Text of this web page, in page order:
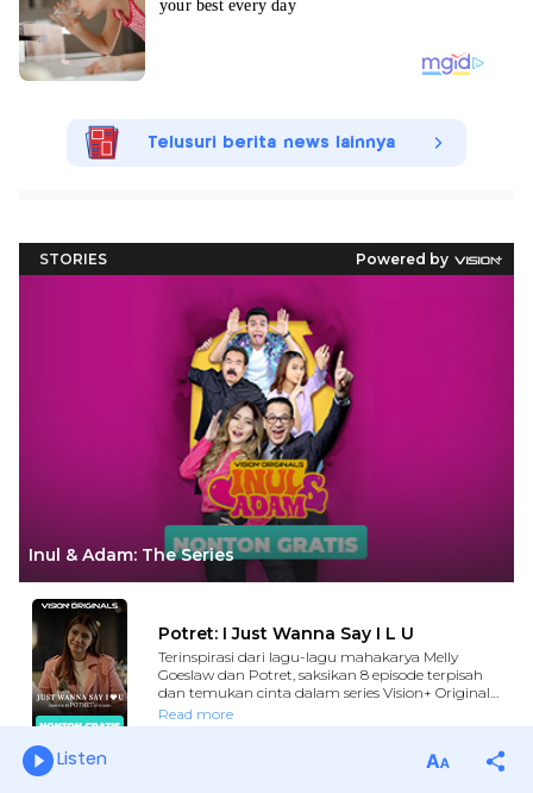
Telusuri berita news lainnya
Listen